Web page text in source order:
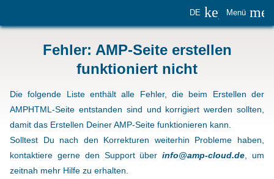
DE Menü
Fehler: AMP-Seite erstellen
funktioniert nicht
Die folgende Liste enthält alle Fehler, die beim Erstellen der
AMPHTML-Seite entstanden sind und korrigiert werden sollten,
damit das Erstellen Deiner AMP-Seite funktionieren kann.
Solltest Du nach den Korrekturen weiterhin Probleme haben,
kontaktiere gerne den Support überinfo@amp-cloud.de, um
zeitnah mehr Hilfe zu erhalten.